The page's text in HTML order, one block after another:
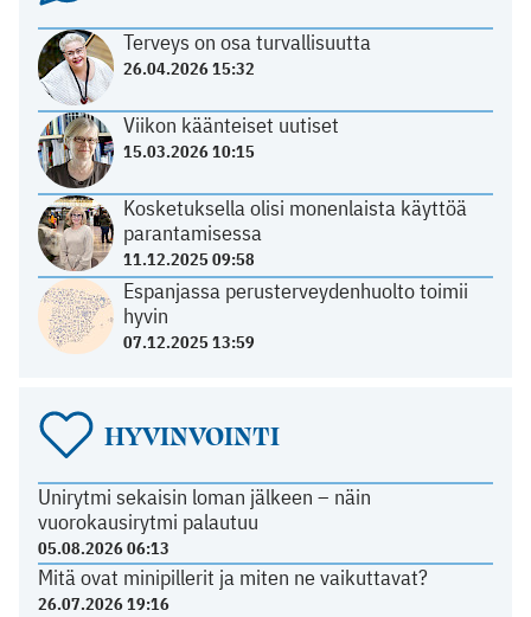
Terveys on osa turvallisuutta
26.04.2026 15:32
Viikon käänteiset uutiset
15.03.2026 10:15
Kosketuksella olisi monenlaista käyttöä
parantamisessa
11.12.2025 09:58
Espanjassa perusterveydenhuolto toimii
hyvin
07.12.2025 13:59
HYVINVOINTI
Unirytmi sekaisin loman jälkeen – näin
vuorokausirytmi palautuu
05.08.2026 06:13
Mitä ovat minipillerit ja miten ne vaikuttavat?
26.07.2026 19:16